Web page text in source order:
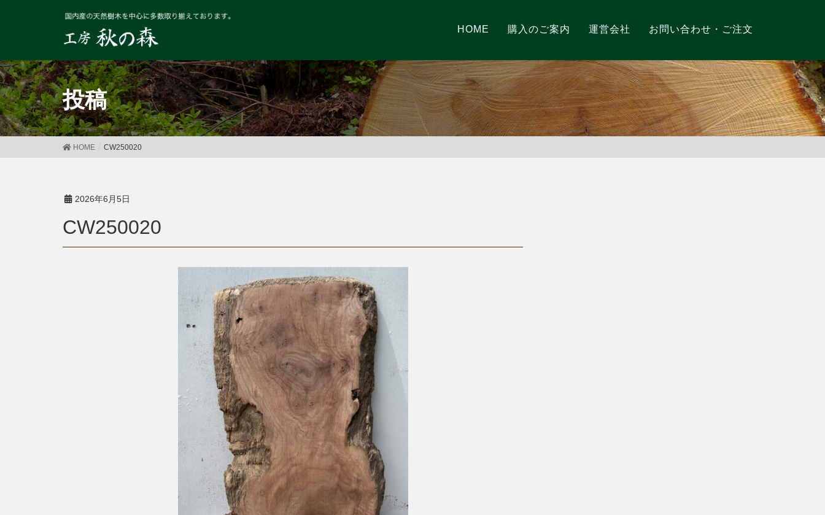
HOME 購入のご案内 運営会社 お問い合わせ・ご注文
投稿
HOME CW250020
2026年6月5日
CW250020